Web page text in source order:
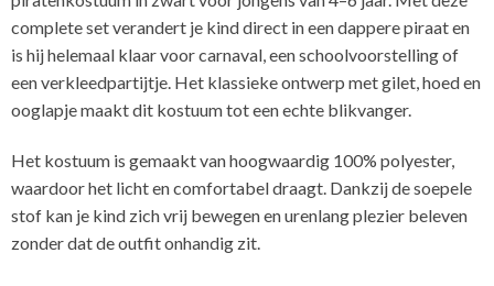
complete set verandert je kind direct in een dappere piraat en
is hij helemaal klaar voor carnaval, een schoolvoorstelling of
een verkleedpartijtje. Het klassieke ontwerp met gilet, hoed en
ooglapje maakt dit kostuum tot een echte blikvanger.
Het kostuum is gemaakt van hoogwaardig 100% polyester,
waardoor het licht en comfortabel draagt. Dankzij de soepele
stof kan je kind zich vrij bewegen en urenlang plezier beleven
zonder dat de outfit onhandig zit.